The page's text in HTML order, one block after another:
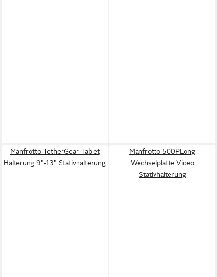
Manfrotto TetherGear Tablet
Halterung 9"-13" Stativhalterung
Manfrotto 500PLong
Wechselplatte Video
Stativhalterung